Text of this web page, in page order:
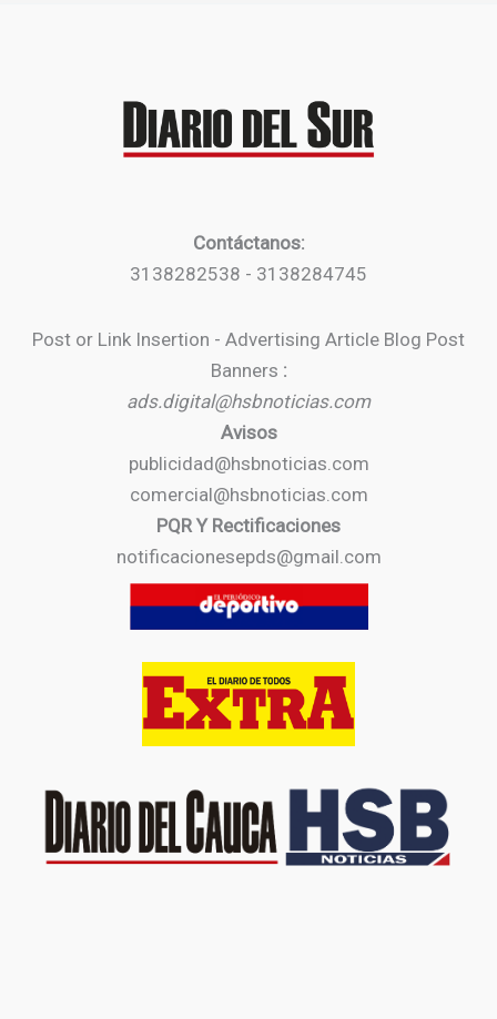
Contáctanos:
3138282538 - 3138284745
Post or Link Insertion - Advertising Article Blog Post
Banners :
ads.digital@hsbnoticias.com
Avisos
publicidad@hsbnoticias.com
comercial@hsbnoticias.com
PQR Y Rectificaciones
notificacionesepds@gmail.com